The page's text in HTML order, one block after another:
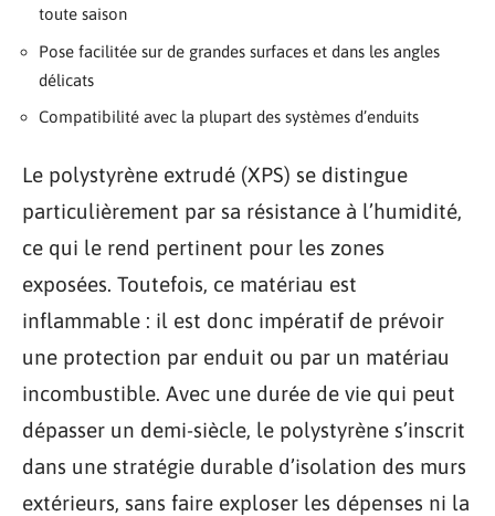
toute saison
Pose facilitée sur de grandes surfaces et dans les angles
délicats
Compatibilité avec la plupart des systèmes d’enduits
Le polystyrène extrudé (XPS) se distingue
particulièrement par sa résistance à l’humidité,
ce qui le rend pertinent pour les zones
exposées. Toutefois, ce matériau est
inflammable : il est donc impératif de prévoir
une protection par enduit ou par un matériau
incombustible. Avec une durée de vie qui peut
dépasser un demi-siècle, le polystyrène s’inscrit
dans une stratégie durable d’isolation des murs
extérieurs, sans faire exploser les dépenses ni la